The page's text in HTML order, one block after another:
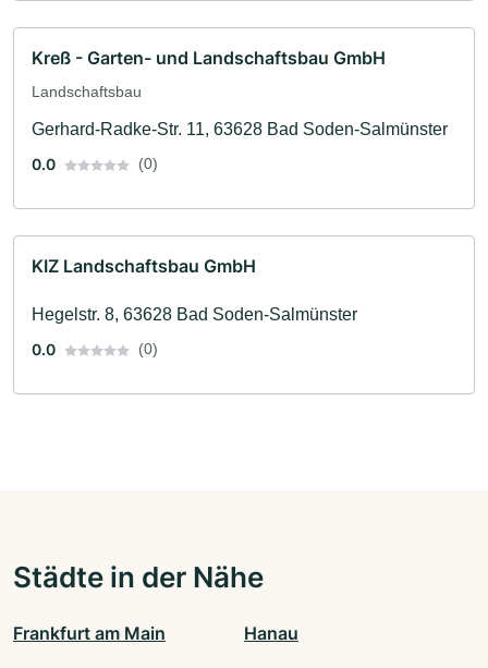
Kreß - Garten- und Landschaftsbau GmbH
Landschaftsbau
Gerhard-Radke-Str. 11, 63628 Bad Soden-Salmünster
0.0
(0)
KIZ Landschaftsbau GmbH
Hegelstr. 8, 63628 Bad Soden-Salmünster
0.0
(0)
Städte in der Nähe
Frankfurt am Main Hanau